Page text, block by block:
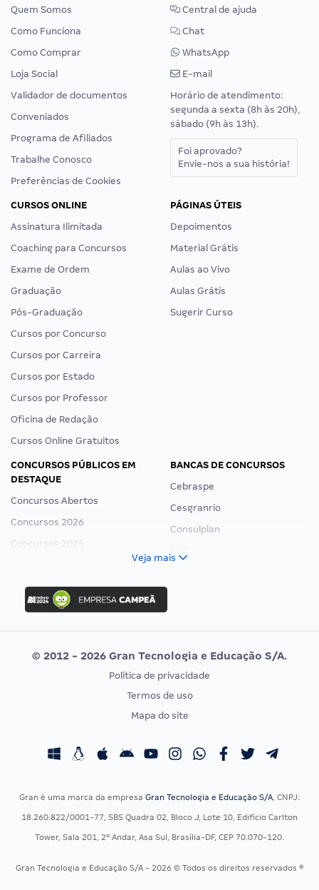
Quem Somos
Como Funciona
Como Comprar
Loja Social
Validador de documentos
Conveniados
Programa de Afiliados
Trabalhe Conosco
Preferências de Cookies
Central de ajuda
Chat
WhatsApp
E-mail
Horário de atendimento:
segunda a sexta (8h às 20h),
sábado (9h às 13h).
Foi aprovado?
Envie-nos a sua história!
CURSOS ONLINE
Assinatura Ilimitada
Coaching para Concursos
Exame de Ordem
Graduação
Pós-Graduação
Cursos por Concurso
Cursos por Carreira
Cursos por Estado
Cursos por Professor
Oficina de Redação
Cursos Online Gratuitos
PÁGINAS ÚTEIS
Depoimentos
Material Grátis
Aulas ao Vivo
Aulas Grátis
Sugerir Curso
CONCURSOS PÚBLICOS EM
DESTAQUE
Concursos Abertos
Concursos 2026
Concursos 2025
Concurso Ibama
Concurso MPU
Editais publicados
BANCAS DE CONCURSOS
Cebraspe
Cesgranrio
Consulplan
Vunesp
CONCURSOS POR PROFISSÃO
Concursos Fiscais
Concursos Saúde
Residência Multiprofissional
EXAME DE ORDEM
Calendário OAB
Veja mais
© 2012 - 2026 Gran Tecnologia e Educação S/A.
Política de privacidade
Termos de uso
Mapa do site
Gran é uma marca da empresa Gran Tecnologia e Educação S/A, CNPJ:
18.260.822/0001-77, SBS Quadra 02, Bloco J, Lote 10, Edifício Carlton
Tower, Sala 201, 2º Andar, Asa Sul, Brasília-DF, CEP 70.070-120.
Gran Tecnologia e Educação S/A - 2026 © Todos os direitos reservados ®